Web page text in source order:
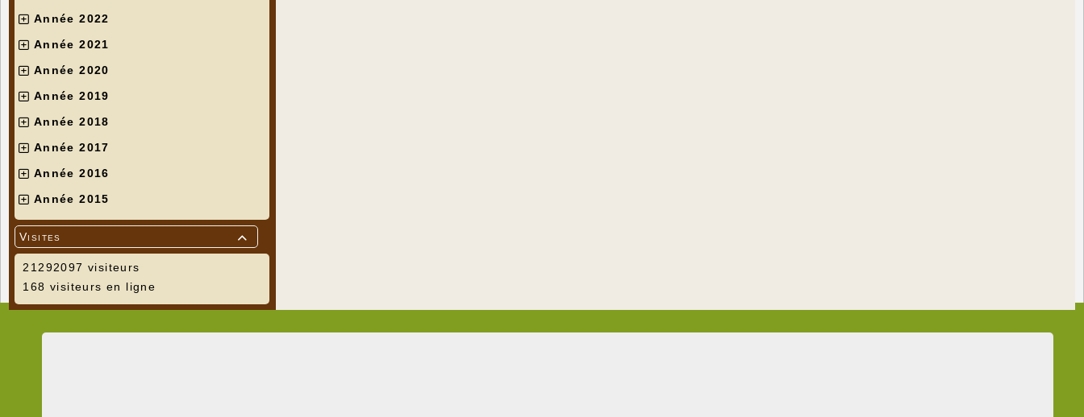
Année 2022
Année 2021
Année 2020
Année 2019
Année 2018
Année 2017
Année 2016
Année 2015

Visites
21292097 visiteurs
168 visiteurs en ligne